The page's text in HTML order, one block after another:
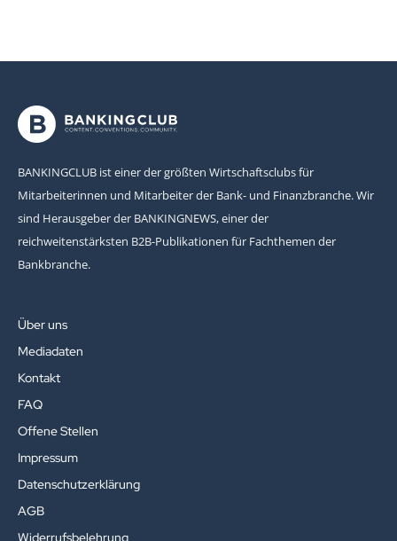
BANKINGCLUB ist einer der größten Wirtschaftsclubs für
Mitarbeiterinnen und Mitarbeiter der Bank- und Finanzbranche. Wir
sind Herausgeber der BANKINGNEWS, einer der
reichweitenstärksten B2B-Publikationen für Fachthemen der
Bankbranche.
Über uns
Mediadaten
Kontakt
FAQ
Offene Stellen
Impressum
Datenschutzerklärung
AGB
Widerrufsbelehrung